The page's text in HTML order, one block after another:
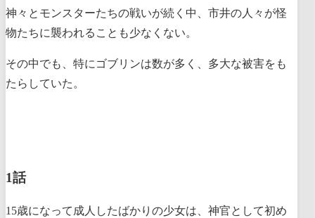
神々とモンスターたちの戦いが続く中、市井の人々が怪
物たちに襲われることも少なくない。
その中でも、特にゴブリンは数が多く、多大な被害をも
たらしていた。
1話
15歳になって成人したばかりの少女は、神官として初め